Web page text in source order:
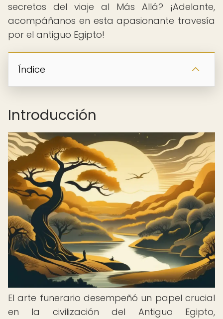
secretos del viaje al Más Allá? ¡Adelante,
acompáñanos en esta apasionante travesía
por el antiguo Egipto!
Índice
Introducción
El arte funerario desempeñó un papel crucial
en la civilización del Antiguo Egipto,